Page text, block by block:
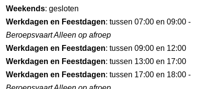
Weekends: gesloten
Werkdagen en Feestdagen: tussen 07:00 en 09:00 -
Beroepsvaart Alleen op afroep
Werkdagen en Feestdagen: tussen 09:00 en 12:00
Werkdagen en Feestdagen: tussen 13:00 en 17:00
Werkdagen en Feestdagen: tussen 17:00 en 18:00 -